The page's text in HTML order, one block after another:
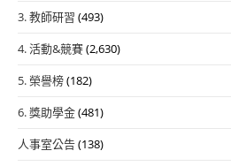
3. 教師研習 (493)
4. 活動&競賽(2,630)
5. 榮譽榜(182)
6. 獎助學金(481)
人事室公告(138)